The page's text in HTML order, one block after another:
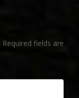
Required fields are